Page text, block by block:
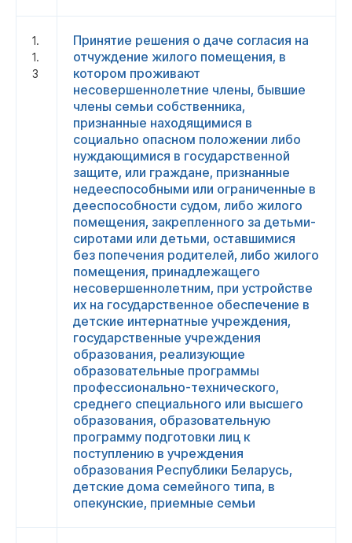
1.
1.
3
Принятие решения о даче согласия на
отчуждение жилого помещения, в
котором проживают
несовершеннолетние члены, бывшие
члены семьи собственника,
признанные находящимися в
социально опасном положении либо
нуждающимися в государственной
защите, или граждане, признанные
недееспособными или ограниченные в
дееспособности судом, либо жилого
помещения, закрепленного за детьми-
сиротами или детьми, оставшимися
без попечения родителей, либо жилого
помещения, принадлежащего
несовершеннолетним, при устройстве
их на государственное обеспечение в
детские интернатные учреждения,
государственные учреждения
образования, реализующие
образовательные программы
профессионально-технического,
среднего специального или высшего
образования, образовательную
программу подготовки лиц к
поступлению в учреждения
образования Республики Беларусь,
детские дома семейного типа, в
опекунские, приемные семьи